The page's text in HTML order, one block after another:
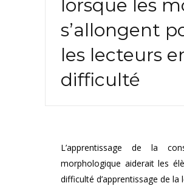
lorsque les
s’allongent
les lecteurs
difficulté
L’apprentissage de la
morphologique aiderait les
difficulté d’apprentissage de la